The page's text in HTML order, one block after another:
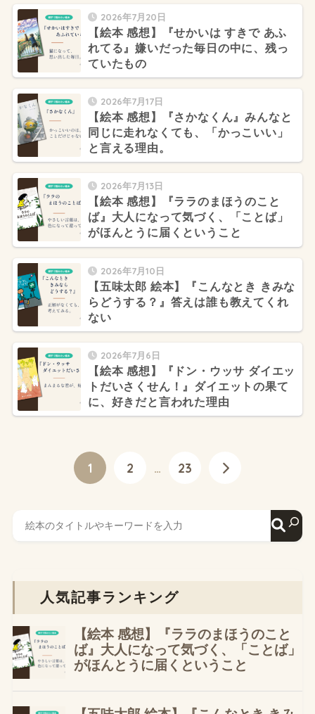
2026年7月20日
【絵本 感想】『せかいは すきで あふ
れてる』嫌いだった毎日の中に、残っ
ていたもの
2026年7月17日
【絵本 感想】『さかなくん』みんなと
同じに走れなくても、「かっこいい」
と言える理由。
2026年7月13日
【絵本 感想】『ララのまほうのこと
ば』大人になって気づく、「ことば」
がほんとうに届くということ
2026年7月10日
【五味太郎 絵本】『こんなとき きみな
らどうする？』答えは誰も教えてくれ
ない
2026年7月6日
【絵本 感想】『ドン・ウッサ ダイエッ
トだいさくせん！』ダイエットの果て
に、好きだと言われた理由
1 2 … 23
人気記事ランキング